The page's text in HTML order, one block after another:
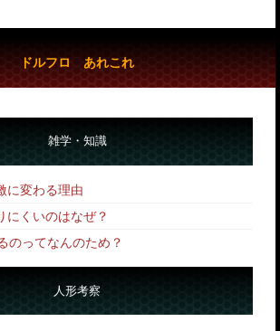
ドルフロ あれこれ
雑学・知識
に変わる理由
にくいのはなぜ？
のってなんのため？
人形考察